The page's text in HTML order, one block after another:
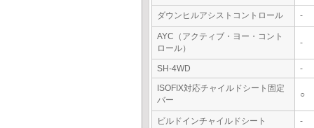
ダウンヒルアシストコントロール -
AYC（アクティブ・ヨー・コント
ロール）
-
SH-4WD
-
ISOFIX対応チャイルドシート固定
バー
○
ビルドインチャイルドシート -